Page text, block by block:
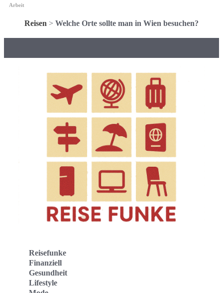
Arbeit
Reisen > Welche Orte sollte man in Wien besuchen?
Reisefunke
Finanziell
Gesundheit
Lifestyle